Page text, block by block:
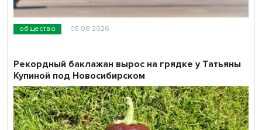
общество 05.08.2026
Рекордный баклажан вырос на грядке у Татьяны
Купиной под Новосибирском